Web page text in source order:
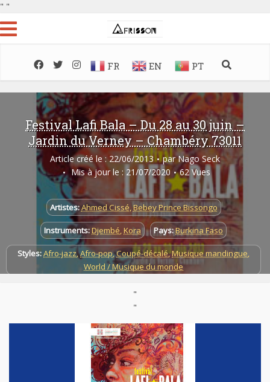
" "
FR EN PT
Festival Lafi Bala – Du 28 au 30 juin –
Jardin du Verney – Chambéry 73011
Article créé le : 22/06/2013 par Nago Seck
Mis à jour le : 21/07/2020
62 Vues
Artistes:Ahmed Cissé,Bebey Prince Bissongo
Instruments:Djembé,Kora Pays:Burkina Faso
Styles:Afro-jazz,Afro-pop,Coupé-décalé,Musique mandingue,
World / Musique du monde
"
"